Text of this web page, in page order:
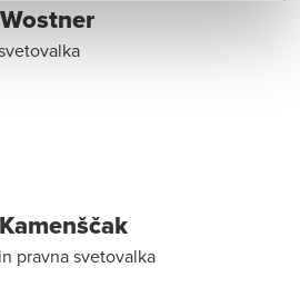
pravna svetovalka